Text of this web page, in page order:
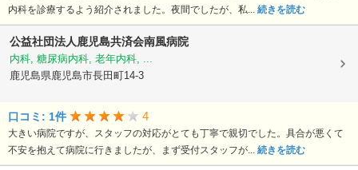
内科を診療するよう紹介されました。夜間でしたが、私... 続きを読む
公益社団法人鹿児島共済会南風病院
内科, 糖尿病内科, 老年内科, ...
鹿児島県鹿児島市長田町14-3
口コミ: 1件 4
大きい病院ですが、スタッフの対応がとても丁寧で親切でした。具合が悪くて
不安を抱えて病院に行きましたが、まず受付スタッフが... 続きを読む